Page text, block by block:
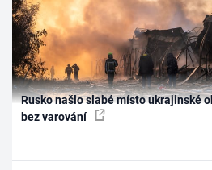
Rusko našlo slabé místo ukrajinské
bez varování